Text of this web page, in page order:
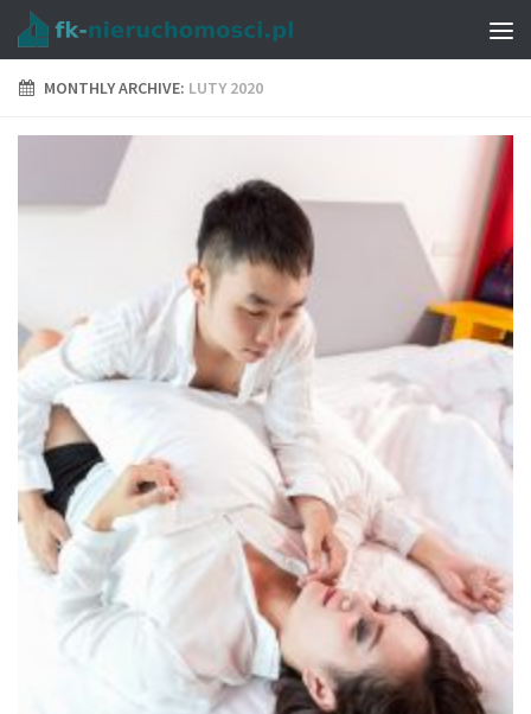
MONTHLY ARCHIVE: LUTY 2020